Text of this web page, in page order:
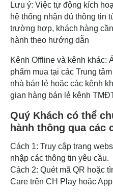
Lưu ý: Việc tự động kích
hệ thống nhận đủ thông tin
trường hợp, khách hàng
hành theo hướng dẫn
Kênh Offline và kênh khác:
phẩm mua tại các Trung
nhà bán lẻ hoặc các kênh
gian hàng bán lẻ kênh
Quý Khách có thể
hành thông qua các
Cách 1: Truy cập trang
nhập các thông tin yêu cầu.
Cách 2: Quét mã QR hoặc
Care trên CH Play hoặc